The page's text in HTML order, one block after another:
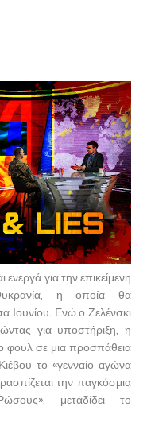
ενεργά για την επικείμενη
η οποία θα
Ιουνίου. Ενώ ο Ζελένσκι
για υποστήριξη, η
φουλ σε μια προσπάθεια
το «γενναίο αγώνα
την παγκόσμια
μεταδίδει το